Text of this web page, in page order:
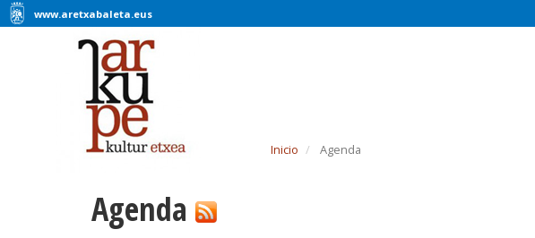
www.aretxabaleta.eus
Inicio Agenda
Agenda